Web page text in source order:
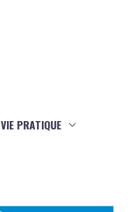
VIE PRATIQUE